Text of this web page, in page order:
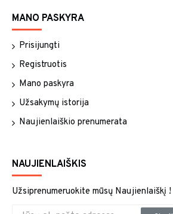
MANO PASKYRA
Prisijungti
Registruotis
Mano paskyra
Užsakymų istorija
Naujienlaiškio prenumerata
NAUJIENLAIŠKIS
Užsiprenumeruokite mūsų Naujienlaiškį !